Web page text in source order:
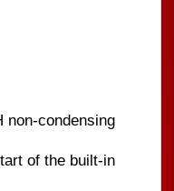
non-condensing
of the built-in